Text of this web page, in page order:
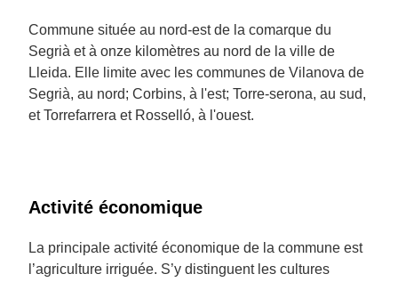
Commune située au nord-est de la comarque du
Segrià et à onze kilomètres au nord de la ville de
Lleida. Elle limite avec les communes de Vilanova de
Segrià, au nord; Corbins, à l'est; Torre-serona, au sud,
et Torrefarrera et Rosselló, à l'ouest.
Activité économique
La principale activité économique de la commune est
l’agriculture irriguée. S’y distinguent les cultures